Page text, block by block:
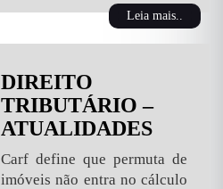
Leia mais..
DIREITO
TRIBUTÁRIO –
ATUALIDADES
Carf define que permuta de
imóveis não entra no cálculo